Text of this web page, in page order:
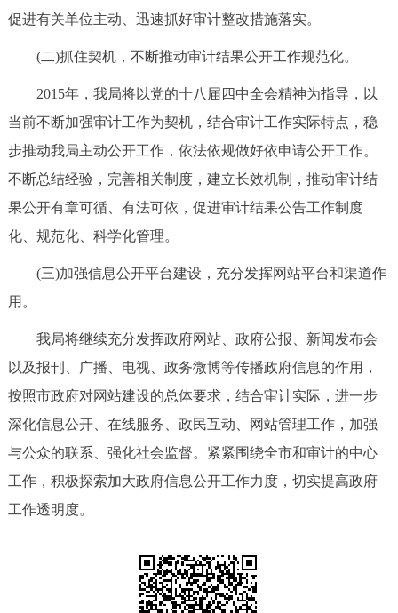
促进有关单位主动、迅速抓好审计整改措施落实。
(二)抓住契机，不断推动审计结果公开工作规范化。
2015年，我局将以党的十八届四中全会精神为指导，以
当前不断加强审计工作为契机，结合审计工作实际特点，稳
步推动我局主动公开工作，依法依规做好依申请公开工作。
不断总结经验，完善相关制度，建立长效机制，推动审计结
果公开有章可循、有法可依，促进审计结果公告工作制度
化、规范化、科学化管理。
(三)加强信息公开平台建设，充分发挥网站平台和渠道作
用。
我局将继续充分发挥政府网站、政府公报、新闻发布会
以及报刊、广播、电视、政务微博等传播政府信息的作用，
按照市政府对网站建设的总体要求，结合审计实际，进一步
深化信息公开、在线服务、政民互动、网站管理工作，加强
与公众的联系、强化社会监督。紧紧围绕全市和审计的中心
工作，积极探索加大政府信息公开工作力度，切实提高政府
工作透明度。